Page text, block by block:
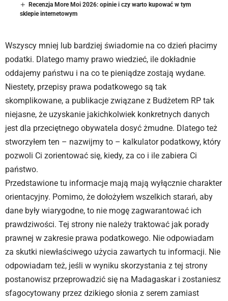
Recenzja More Moi 2026: opinie i czy warto kupować w tym
sklepie internetowym
Wszyscy mniej lub bardziej świadomie na co dzień płacimy
podatki. Dlatego mamy prawo wiedzieć, ile dokładnie
oddajemy państwu i na co te pieniądze zostają wydane.
Niestety, przepisy prawa podatkowego są tak
skomplikowane, a publikacje związane z Budżetem RP tak
niejasne, że uzyskanie jakichkolwiek konkretnych danych
jest dla przeciętnego obywatela dosyć żmudne. Dlatego też
stworzyłem ten – nazwijmy to – kalkulator podatkowy, który
pozwoli Ci zorientować się, kiedy, za co i ile zabiera Ci
państwo.
Przedstawione tu informacje mają mają wyłącznie charakter
orientacyjny. Pomimo, że dołożyłem wszelkich starań, aby
dane były wiarygodne, to nie mogę zagwarantować ich
prawdziwości. Tej strony nie należy traktować jak porady
prawnej w zakresie prawa podatkowego. Nie odpowiadam
za skutki niewłaściwego użycia zawartych tu informacji. Nie
odpowiadam też, jeśli w wyniku skorzystania z tej strony
postanowisz przeprowadzić się na Madagaskar i zostaniesz
sfagocytowany przez dzikiego słonia z serem zamiast